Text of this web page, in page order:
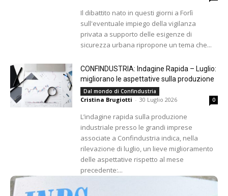
Il dibattito nato in questi giorni a Forlì
sull'eventuale impiego della vigilanza
privata a supporto delle esigenze di
sicurezza urbana ripropone un tema che...
CONFINDUSTRIA: Indagine Rapida – Luglio:
migliorano le aspettative sulla produzione
Dal mondo di Confindustria
Cristina Brugiotti - 30 Luglio 2026 0
L’indagine rapida sulla produzione
industriale presso le grandi imprese
associate a Confindustria indica, nella
rilevazione di luglio, un lieve miglioramento
delle aspettative rispetto al mese
precedente:...